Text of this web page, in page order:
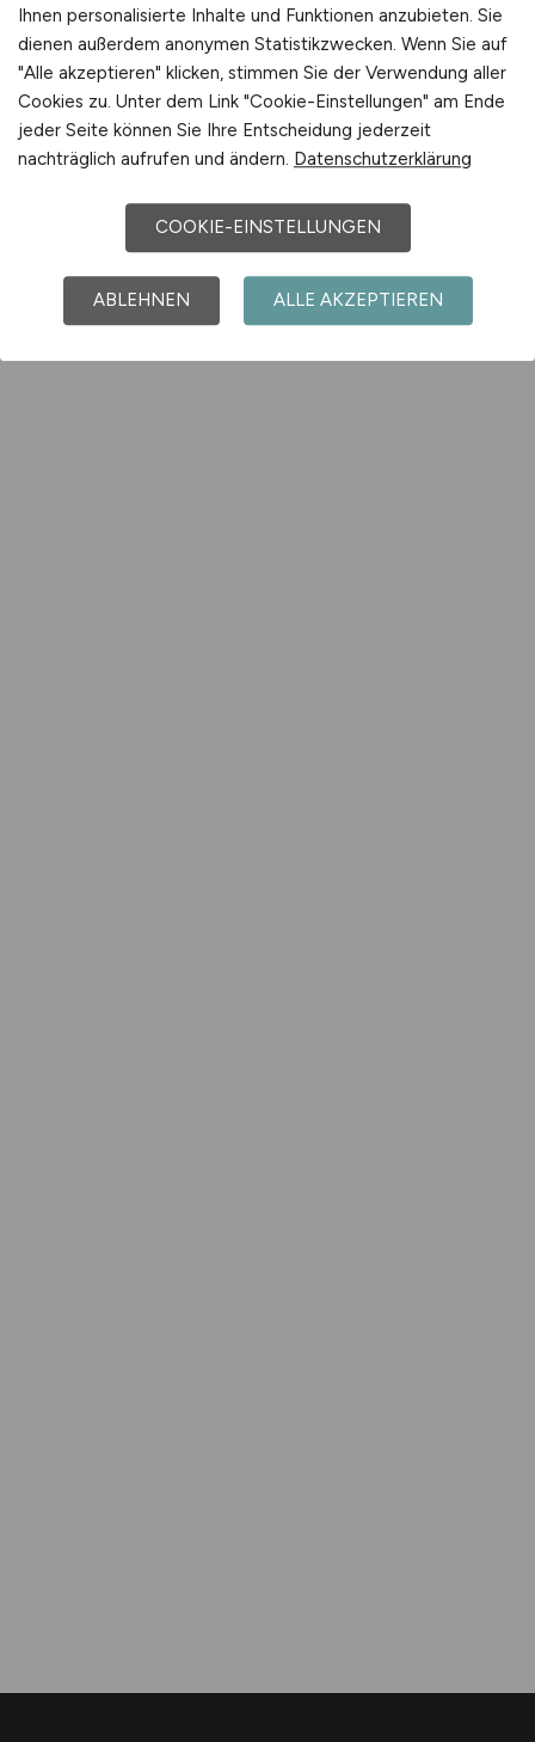
Ihnen personalisierte Inhalte und Funktionen anzubieten. Sie
dienen außerdem anonymen Statistikzwecken. Wenn Sie auf
"Alle akzeptieren" klicken, stimmen Sie der Verwendung aller
Cookies zu. Unter dem Link "Cookie-Einstellungen" am Ende
jeder Seite können Sie Ihre Entscheidung jederzeit
nachträglich aufrufen und ändern. Datenschutzerklärung
COOKIE-EINSTELLUNGEN
ABLEHNEN ALLE AKZEPTIEREN